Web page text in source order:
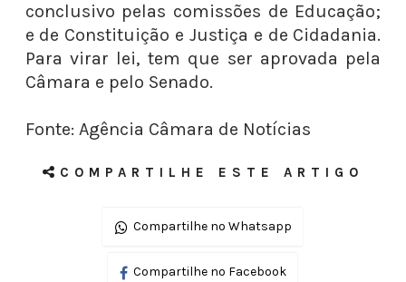
conclusivo pelas comissões de Educação;
e de Constituição e Justiça e de Cidadania.
Para virar lei, tem que ser aprovada pela
Câmara e pelo Senado.
Fonte: Agência Câmara de Notícias
COMPARTILHE ESTE ARTIGO
Compartilhe no Whatsapp
Compartilhe no Facebook